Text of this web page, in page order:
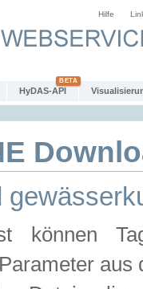
Hilfe
HyDAS-API
können
aus